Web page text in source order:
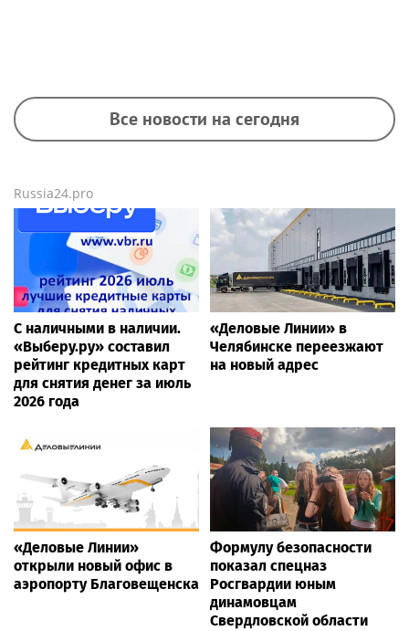
Все новости на сегодня
Russia24.pro
С наличными в наличии.
«Выберу.ру» составил
рейтинг кредитных карт
для снятия денег за июль
2026 года
«Деловые Линии» в
Челябинске переезжают
на новый адрес
«Деловые Линии»
открыли новый офис в
аэропорту Благовещенска
Формулу безопасности
показал спецназ
Росгвардии юным
динамовцам
Свердловской области